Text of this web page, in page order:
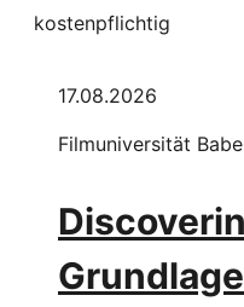
kostenpflichtig
17.08.2026
Filmuniversität